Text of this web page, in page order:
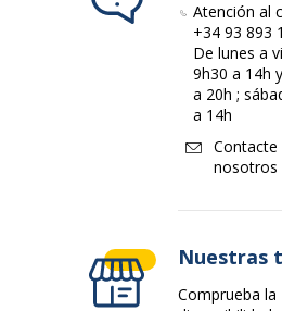
Unidad de almacenamiento
Atención al
+34 93 893
De lunes a
9h30 a 14h
a 20h ;
a 14h
Contacte
nosotros
Nuestras
Comprueba la